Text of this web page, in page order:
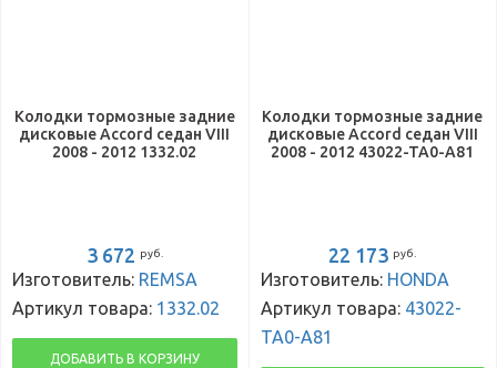
Колодки тормозные задние
дисковые Accord седан VIII
2008 - 2012 1332.02
3 672 руб.
Изготовитель: REMSA
Артикул товара: 1332.02
ДОБАВИТЬ В КОРЗИНУ
Колодки тормозные задние
дисковые Accord седан VIII
2008 - 2012 43022-TA0-A81
22 173 руб.
Изготовитель: HONDA
Артикул товара: 43022-
TA0-A81